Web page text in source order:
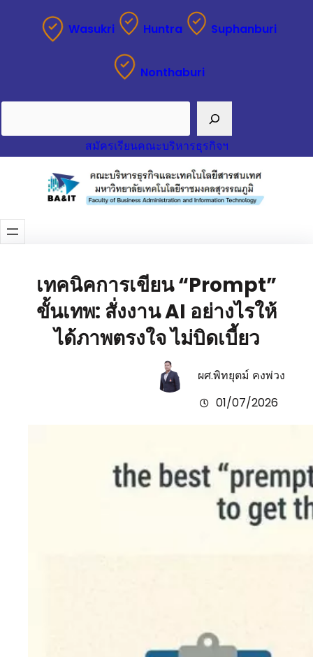
Wasukri Huntra Suphanburi
Nonthaburi
สมัครเรียนคณะบริหารธุรกิจฯ
เทคนิคการเขียน “Prompt”
ขั้นเทพ: สั่งงาน AI อย่างไรให้
ได้ภาพตรงใจ ไม่บิดเบี้ยว
ผศ.พิทยุตม์ คงพ่วง
01/07/2026